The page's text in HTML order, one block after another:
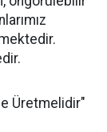
Üretmelidir"